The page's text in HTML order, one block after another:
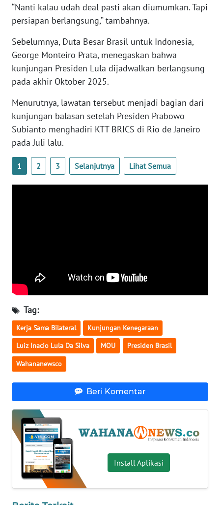
“Nanti kalau udah deal pasti akan diumumkan. Tapi
persiapan berlangsung,” tambahnya.
Sebelumnya, Duta Besar Brasil untuk Indonesia,
George Monteiro Prata, menegaskan bahwa
kunjungan Presiden Lula dijadwalkan berlangsung
pada akhir Oktober 2025.
Menurutnya, lawatan tersebut menjadi bagian dari
kunjungan balasan setelah Presiden Prabowo
Subianto menghadiri KTT BRICS di Rio de Janeiro
pada Juli lalu.
1 2 3 Selanjutnya Lihat Semua
Tag:
Kerja Sama Bilateral Kunjungan Kenegaraan
Luiz Inacio Lula Da Silva MOU Presiden Brasil
Wahananewsco
Beri Komentar
Install Aplikasi
JAKARTA
JABAR
WN
BANTEN
WN
NTT
WN
KEPRI
SERAMBI
WN
JAMBI
WN
SULTRA
WN
NTB
WN
SULTENG
WN